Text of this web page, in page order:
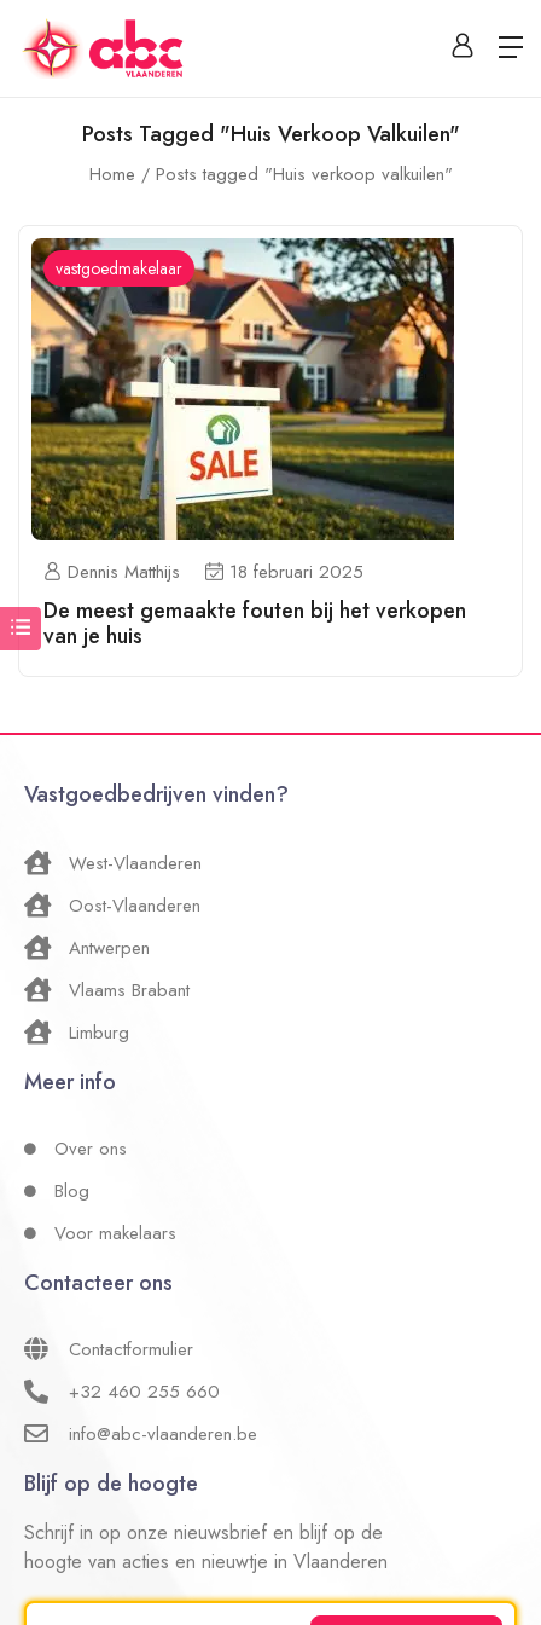
Posts Tagged "Huis Verkoop Valkuilen"
Home Posts tagged "Huis verkoop valkuilen"
vastgoedmakelaar
Dennis Matthijs 18 februari 2025
De meest gemaakte fouten bij het verkopen
van je huis
Vastgoedbedrijven vinden?
West-Vlaanderen
Oost-Vlaanderen
Antwerpen
Vlaams Brabant
Limburg
Meer info
Over ons
Blog
Voor makelaars
Contacteer ons
Contactformulier
+32 460 255 660
info@abc-vlaanderen.be
Blijf op de hoogte
Schrijf in op onze nieuwsbrief en blijf op de
hoogte van acties en nieuwtje in Vlaanderen